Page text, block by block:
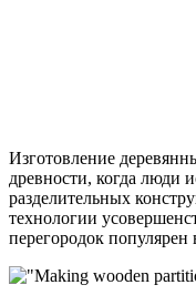
Изготовление
древности, когда люди
разделительных
технологии
перегородок популярен